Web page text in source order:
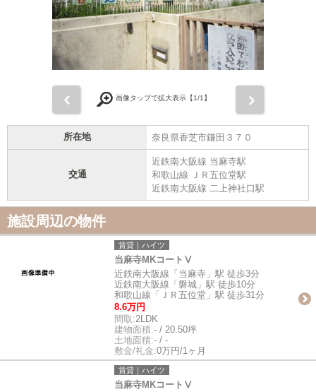
画像タップで拡大表示【1/1】
所在地 奈良県香芝市鎌田３７０
交通
近鉄南大阪線 当麻寺駅
和歌山線 ＪＲ五位堂駅
近鉄南大阪線 二上神社口駅
施設周辺の物件
賃貸｜ハイツ
当麻寺MKコートⅤ
近鉄南大阪線「当麻寺」駅 徒歩3分
近鉄南大阪線「磐城」駅 徒歩10分
和歌山線「ＪＲ五位堂」駅 徒歩31分
8.6万円
間取:2LDK
建物面積:- / 20.50坪
土地面積:- / -
敷金/礼金:0万円/1ヶ月
賃貸｜ハイツ
当麻寺MKコートⅤ